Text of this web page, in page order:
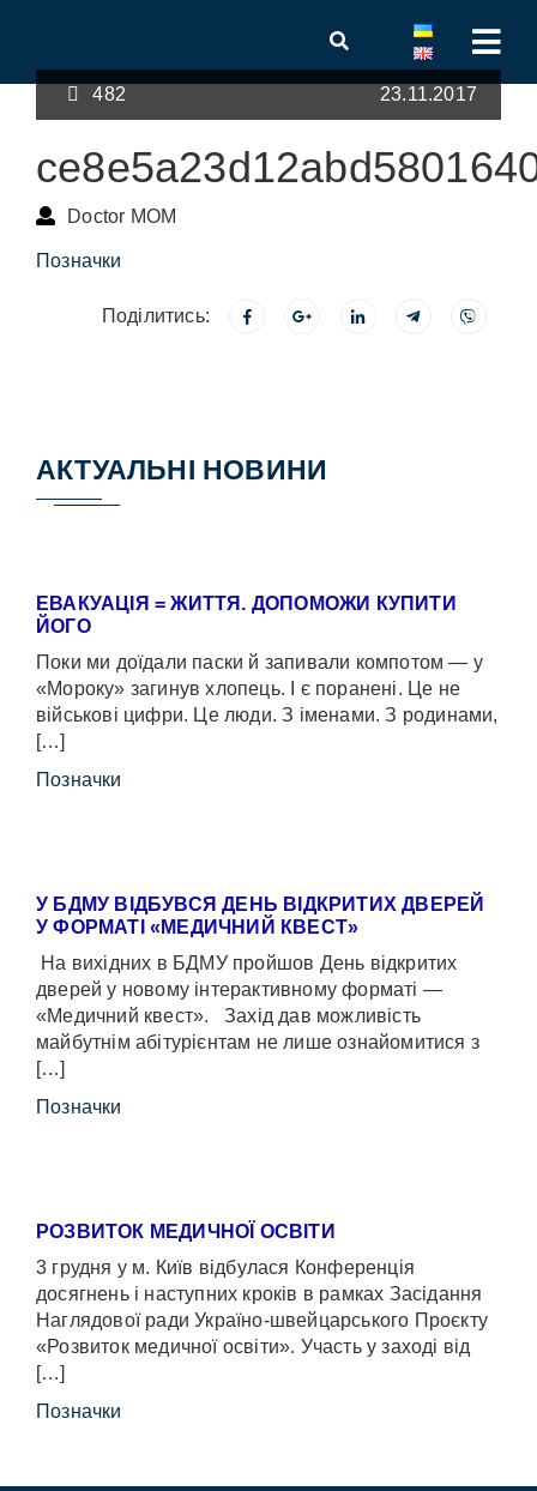
482 23.11.2017
Doctor MOM
Позначки
Поділитись:
АКТУАЛЬНІ НОВИНИ
ЕВАКУАЦІЯ = ЖИТТЯ. ДОПОМОЖИ КУПИТИ
ЙОГО
Поки ми доїдали паски й запивали компотом — у
«Мороку» загинув хлопець. І є поранені. Це не
військові цифри. Це люди. З іменами. З родинами,
[…]
Позначки
У БДМУ ВІДБУВСЯ ДЕНЬ ВІДКРИТИХ ДВЕРЕЙ
У ФОРМАТІ «МЕДИЧНИЙ КВЕСТ»
На вихідних в БДМУ пройшов День відкритих
дверей у новому інтерактивному форматі —
«Медичний квест». Захід дав можливість
майбутнім абітурієнтам не лише ознайомитися з
[…]
Позначки
РОЗВИТОК МЕДИЧНОЇ ОСВІТИ
3 грудня у м. Київ відбулася Конференція
досягнень і наступних кроків в рамках Засідання
Наглядової ради Україно-швейцарського Проєкту
«Розвиток медичної освіти». Участь у заході від
[…]
Позначки